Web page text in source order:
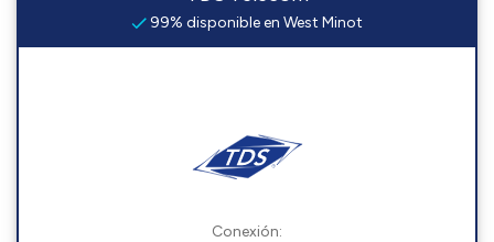
99% disponible en West Minot
Conexión: